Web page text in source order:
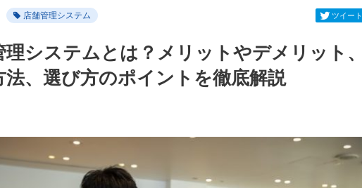
店舗管理システム ツイート
理システムとは？メリットやデメリット、
法、選び方のポイントを徹底解説